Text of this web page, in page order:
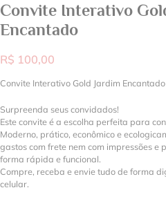
Convite Interativo
Encantado
R$ 100,00
Convite Interativo Gold Jardim Encantado
Surpreenda seus convidados!
Este convite é a escolha perfeita para
Moderno, prático, econômico e
gastos com frete nem com impressões e
forma rápida e funcional.
Compre, receba e envie tudo de forma
celular.